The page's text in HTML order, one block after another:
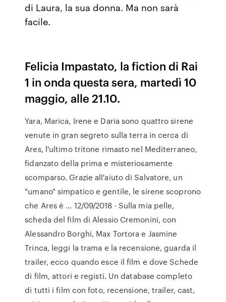
di Laura, la sua donna. Ma non sarà
facile.
Felicia Impastato, la fiction di Rai
1 in onda questa sera, martedì 10
maggio, alle 21.10.
Yara, Marica, Irene e Daria sono quattro sirene
venute in gran segreto sulla terra in cerca di
Ares, l'ultimo tritone rimasto nel Mediterraneo,
fidanzato della prima e misteriosamente
scomparso. Grazie all'aiuto di Salvatore, un
"umano" simpatico e gentile, le sirene scoprono
che Ares è … 12/09/2018 · Sulla mia pelle,
scheda del film di Alessio Cremonini, con
Alessandro Borghi, Max Tortora e Jasmine
Trinca, leggi la trama e la recensione, guarda il
trailer, ecco quando esce il film e dove Schede
di film, attori e registi. Un database completo
di tutti i film con foto, recensione, trailer, cast,